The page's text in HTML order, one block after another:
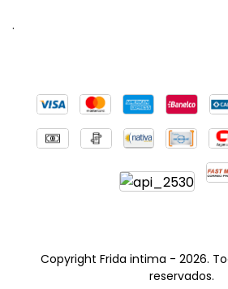
.
Copyright Frida intima - 2026.
reservados.